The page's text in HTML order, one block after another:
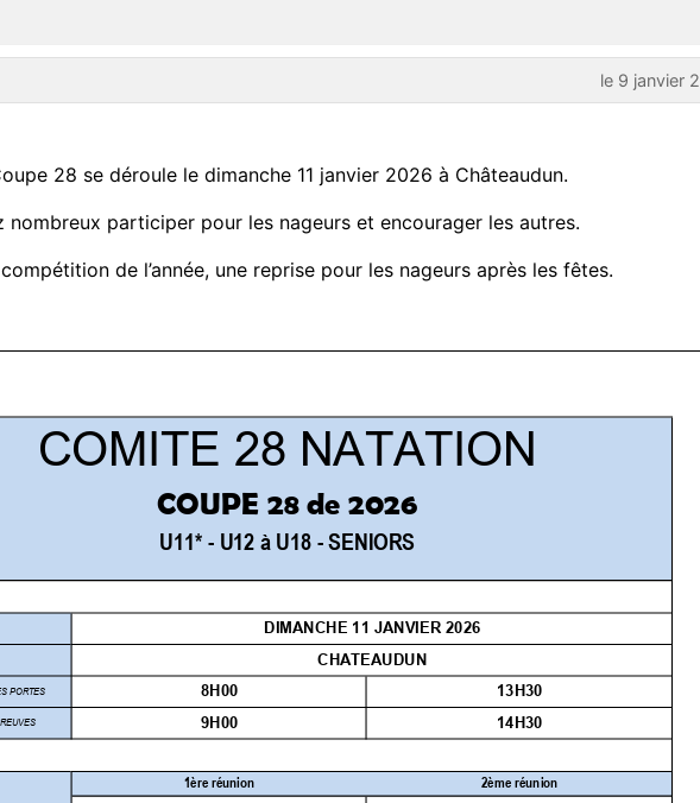
le 9 janvier
28 se déroule le dimanche 11 janvier 2026 à Châteaudun.
nombreux participer pour les nageurs et encourager les autres.
de l’année, une reprise pour les nageurs après les fêtes.